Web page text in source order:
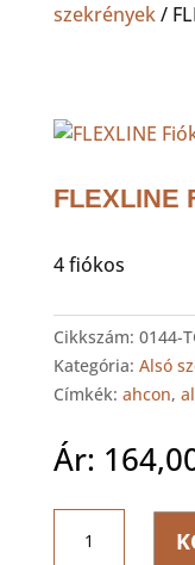
szekrények/
FLEXLINE
4 fiókos
Cikkszám: 0144-
Kategória: Alsó
Címkék: ahcon,
Ár:
Fiókos